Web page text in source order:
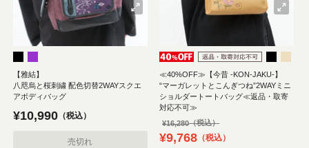
【雅結】
八咫烏と桜刺繍 配色切替2WAYスクエ
アボディバッグ
¥10,990 税込
売切れ
≪40%OFF≫【今昔 -KON-JAKU-】
“マーガレットとこんぎつね”2WAYミニ
ショルダートートバッグ≪返品・取寄
対応不可≫
¥16,280
¥9,768 税込